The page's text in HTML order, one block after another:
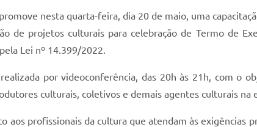
nesta quarta-feira, dia 20 de maio, uma
de projetos culturais para celebração de Termo de
Lei nº 14.399/2022.
por videoconferência, das 20h às 21h, com o
culturais, coletivos e demais agentes culturais na
aos profissionais da cultura que atendam às exigências